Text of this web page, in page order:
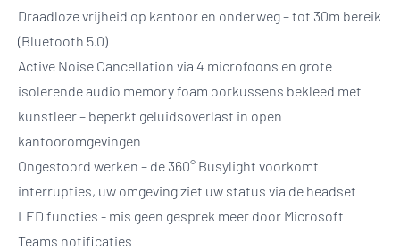
Draadloze vrijheid op kantoor en onderweg – tot 30m bereik
(Bluetooth 5.0)
Active Noise Cancellation via 4 microfoons en grote
isolerende audio memory foam oorkussens bekleed met
kunstleer – beperkt geluidsoverlast in open
kantooromgevingen
Ongestoord werken – de 360° Busylight voorkomt
interrupties, uw omgeving ziet uw status via de headset
LED functies - mis geen gesprek meer door Microsoft
Teams notificaties